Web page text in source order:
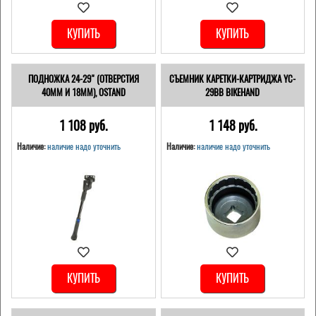
КУПИТЬ КУПИТЬ
ПОДНОЖКА 24-29" (ОТВЕРСТИЯ
40ММ И 18ММ), OSTAND
1 108 pуб.
Наличие:наличие надо уточнить
КУПИТЬ
СЪЕМНИК КАРЕТКИ-КАРТРИДЖА YC-
29BB BIKEHAND
1 148 pуб.
Наличие: наличие надо уточнить
КУПИТЬ